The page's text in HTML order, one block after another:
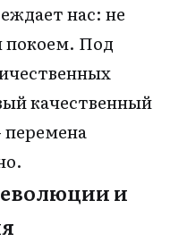
нас: не
покоем. Под
качественный
перемена
и